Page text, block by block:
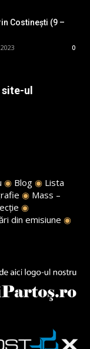
Costinești (9 –
0
site-ul
◉ Blog ◉ Lista
◉ Mass –
◉
din emisiune ◉